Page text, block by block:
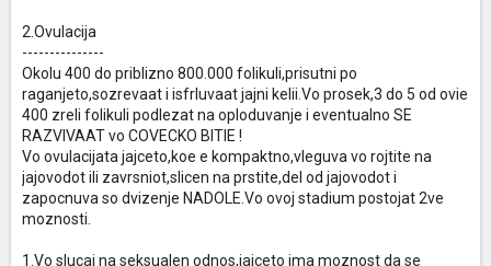
2.Ovulacija
---------------
Okolu 400 do priblizno 800.000 folikuli,prisutni po
raganjeto,sozrevaat i isfrluvaat jajni kelii.Vo prosek,3 do 5 od ovie
400 zreli folikuli podlezat na oploduvanje i eventualno SE
RAZVIVAAT vo COVECKO BITIE !
Vo ovulacijata jajceto,koe e kompaktno,vleguva vo rojtite na
jajovodot ili zavrsniot,slicen na prstite,del od jajovodot i
zapocnuva so dvizenje NADOLE.Vo ovoj stadium postojat 2ve
moznosti.
1.Vo slucaj na seksualen odnos,jajceto ima moznost da se